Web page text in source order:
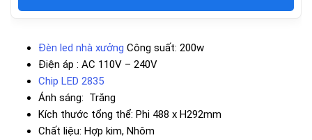
Đèn led nhà xưởng Công suất: 200w
Điện áp : AC 110V – 240V
Chip LED 2835
Ánh sáng: Trắng
Kích thước tổng thể: Phi 488 x H292mm
Chất liệu: Hợp kim, Nhôm